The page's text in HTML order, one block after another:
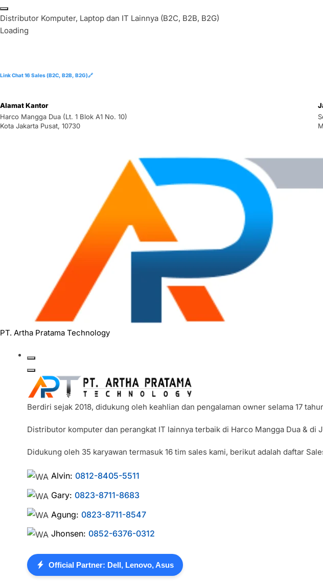
Skip
to
content
Distributor Komputer, Laptop dan IT Lainnya (B2C, B2B, B2G)
Loading
Link Chat 16 Sales (B2C, B2B, B2G)🔗
Alamat Kantor
Harco Mangga Dua (Lt. 1 Blok A1 No. 10)
Kota Jakarta Pusat, 10730
PT. Artha Pratama Technology
Berdiri sejak 2018, didukung oleh keahlian dan pengalaman owner selama 17
Distributor komputer dan perangkat IT lainnya terbaik di Harco Mangga Dua & di
Didukung oleh 35 karyawan termasuk 16 tim sales kami, berikut adalah daftar
Alvin:0812-8405-5511
Gary:0823-8711-8683
Agung:0823-8711-8547
Jhonsen:0852-6376-0312
Official Partner: Dell, Lenovo, Asus